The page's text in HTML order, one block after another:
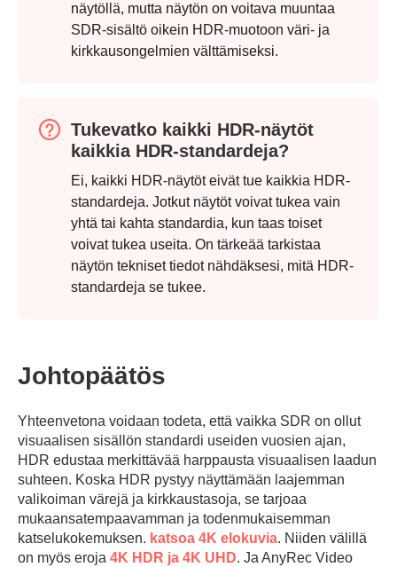
Vaihe 4.
näytöllä, mutta näytön on voitava muuntaa
SDR-sisältö oikein HDR-muotoon väri- ja
kirkkausongelmien välttämiseksi.
Tukevatko kaikki HDR-näytöt
kaikkia HDR-standardeja?
Ei, kaikki HDR-näytöt eivät tue kaikkia HDR-
standardeja. Jotkut näytöt voivat tukea vain
yhtä tai kahta standardia, kun taas toiset
voivat tukea useita. On tärkeää tarkistaa
näytön tekniset tiedot nähdäksesi, mitä HDR-
standardeja se tukee.
Johtopäätös
Yhteenvetona voidaan todeta, että vaikka SDR on ollut
visuaalisen sisällön standardi useiden vuosien ajan,
HDR edustaa merkittävää harppausta visuaalisen laadun
suhteen. Koska HDR pystyy näyttämään laajemman
valikoiman värejä ja kirkkaustasoja, se tarjoaa
mukaansatempaavamman ja todenmukaisemman
katselukokemuksen. katsoa 4K elokuvia. Niiden välillä
on myös eroja 4K HDR ja 4K UHD. Ja AnyRec Video